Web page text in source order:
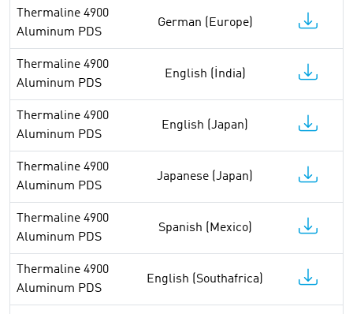
Thermaline 4900
Aluminum PDS
German (Europe)
Thermaline 4900
Aluminum PDS
English (İndia)
Thermaline 4900
Aluminum PDS
English (Japan)
Thermaline 4900
Aluminum PDS
Japanese (Japan)
Thermaline 4900
Aluminum PDS
Spanish (Mexico)
Thermaline 4900
Aluminum PDS
English (Southafrica)